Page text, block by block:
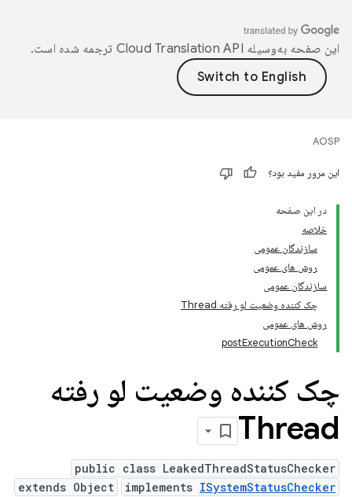
این صفحه به‌وسیله ترجمه شده است.
AOSP
این مرور مفید بود؟
در این صفحه
خلاصه
سازندگان عمومی
روش های عمومی
سازندگان عمومی
چک کننده وضعیت لو رفته Thread
روش های عمومی
postExecutionCheck
چک کننده وضعیت لو رفته
Thread
public class LeakedThreadStatusChecker
extends Object
implements ISystemStatusChecker